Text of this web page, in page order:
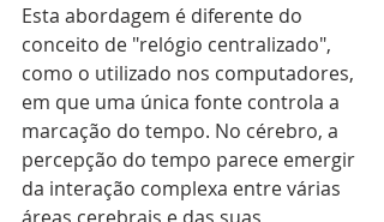
Esta abordagem é diferente do
conceito de "relógio centralizado",
como o utilizado nos computadores,
em que uma única fonte controla a
marcação do tempo. No cérebro, a
percepção do tempo parece emergir
da interação complexa entre várias
áreas cerebrais e das suas